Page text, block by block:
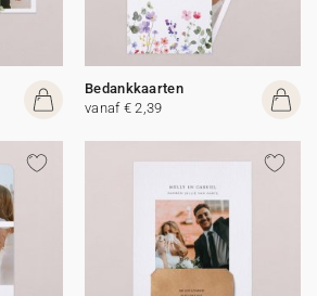
Bedankkaarten
vanaf € 2,39